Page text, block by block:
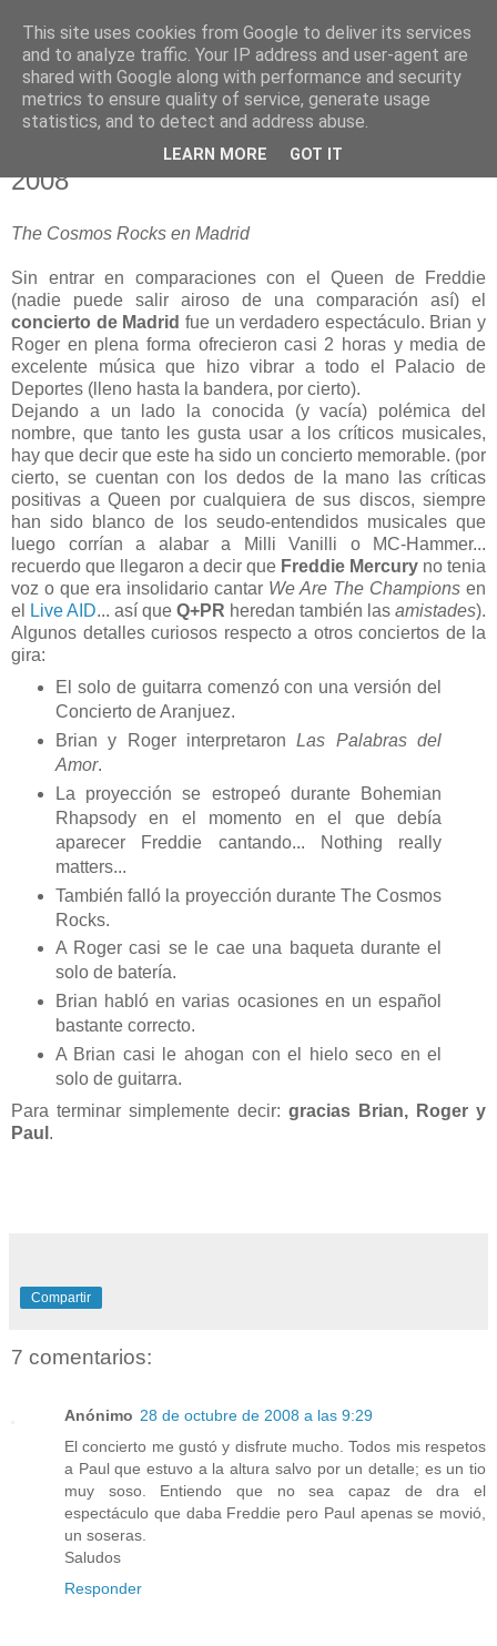
blogOBR
27 octubre 2008
Queen + PR (Paul Rodgers) Madrid
2008
The Cosmos Rocks en Madrid
Sin entrar en comparaciones con el Queen de Freddie
(nadie puede salir airoso de una comparación así) el
concierto de Madrid fue un verdadero espectáculo. Brian y
Roger en plena forma ofrecieron casi 2 horas y media de
excelente música que hizo vibrar a todo el Palacio de
Deportes (lleno hasta la bandera, por cierto).
Dejando a un lado la conocida (y vacía) polémica del
nombre, que tanto les gusta usar a los críticos musicales,
hay que decir que este ha sido un concierto memorable. (por
cierto, se cuentan con los dedos de la mano las críticas
positivas a Queen por cualquiera de sus discos, siempre
han sido blanco de los seudo-entendidos musicales que
luego corrían a alabar a Milli Vanilli o MC-Hammer...
recuerdo que llegaron a decir que Freddie Mercury no tenia
voz o que era insolidario cantar We Are The Champions en
el
Live AID... así que Q+PR heredan también las amistades).
Algunos detalles curiosos respecto a otros conciertos de la
gira:
El solo de guitarra comenzó con una versión del
Concierto de Aranjuez.
Brian y Roger interpretaronLas Palabras del
Amor.
La proyección se estropeó durante Bohemian
Rhapsody en el momento en el que debía
aparecer Freddie cantando... Nothing really
matters...
También falló la proyección durante The Cosmos
Rocks.
A Roger casi se le cae una baqueta durante el
solo de batería.
Brian habló en varias ocasiones en un español
bastante correcto.
A Brian casi le ahogan con el hielo seco en el
solo de guitarra.
Para terminar simplemente decir: gracias Brian, Roger y
Paul .
Compartir
7 comentarios:
Anónimo 28 de octubre de 2008 a las 9:29
El concierto me gustó y disfrute mucho. Todos mis respetos
a Paul que estuvo a la altura salvo por un detalle; es un tio
muy soso. Entiendo que no sea capaz de dra el
espectáculo que daba Freddie pero Paul apenas se movió,
un soseras.
Saludos
Responder
This site uses cookies from Google to deliver its services
and to analyze traffic. Your IP address and user-agent are
shared with Google along with performance and security
metrics to ensure quality of service, generate usage
statistics, and to detect and address abuse.
LEARN MORE GOT IT